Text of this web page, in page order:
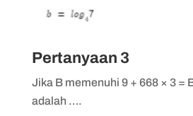
Pertanyaan 3
Jika B memenuhi 9 + 668 × 3 =
adalah ….